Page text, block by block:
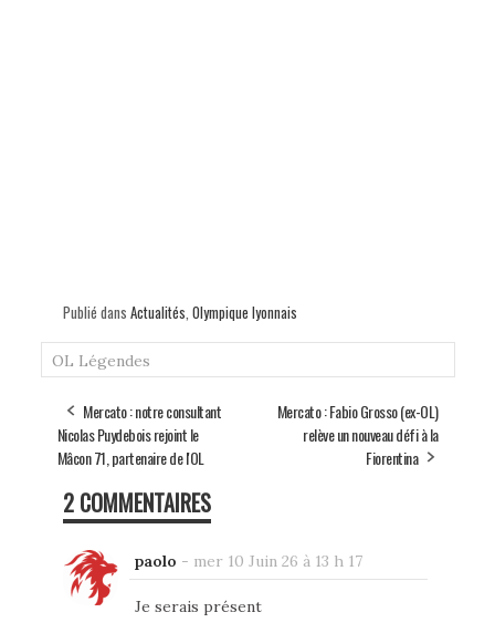
Publié dans Actualités Olympique lyonnais
OL Légendes
Mercato : notre consultant
Nicolas Puydebois rejoint le
Mâcon 71, partenaire de l'OL
Mercato : Fabio Grosso (ex-OL)
relève un nouveau défi à la
Fiorentina
2 COMMENTAIRES
paolo - mer 10 Juin 26 à 13 h 17
Je serais présent